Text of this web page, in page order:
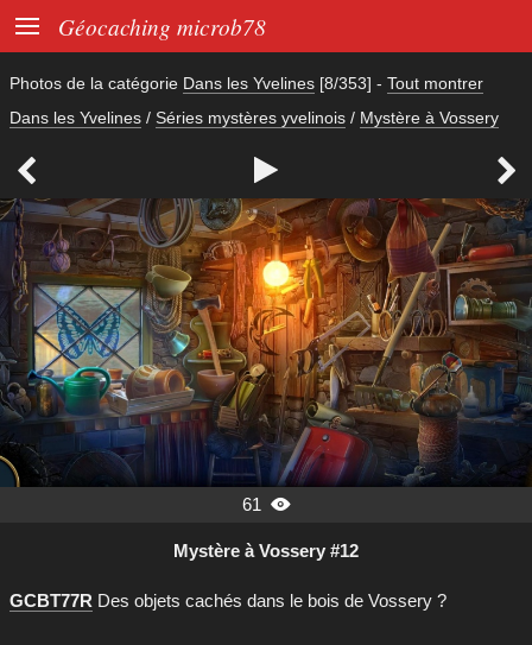
 Géocaching microb78
Photos de la catégorie Dans les Yvelines [8/353] - Tout montrer
Dans les Yvelines / Séries mystères yvelinois / Mystère à Vossery
  
61 
Mystère à Vossery #12
GCBT77R Des objets cachés dans le bois de Vossery ?